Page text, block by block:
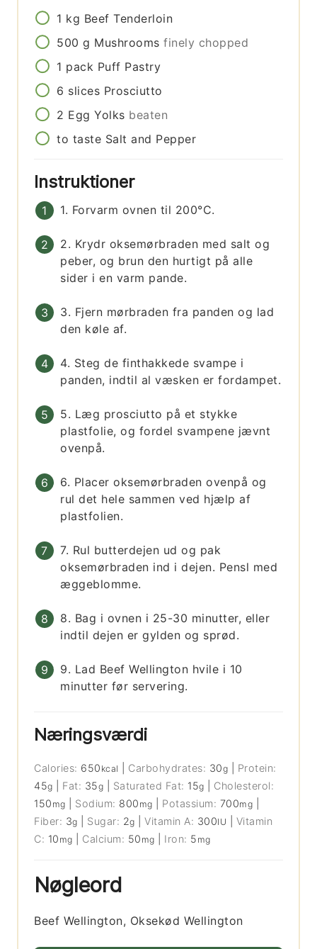
1 kg Beef Tenderloin
500 g Mushrooms finely chopped
1 pack Puff Pastry
6 slices Prosciutto
2 Egg Yolks beaten
to taste Salt and Pepper
Instruktioner
1. Forvarm ovnen til 200°C.
2. Krydr oksemørbraden med salt og
peber, og brun den hurtigt på alle
sider i en varm pande.
3. Fjern mørbraden fra panden og lad
den køle af.
4. Steg de finthakkede svampe i
panden, indtil al væsken er fordampet.
5. Læg prosciutto på et stykke
plastfolie, og fordel svampene jævnt
ovenpå.
6. Placer oksemørbraden ovenpå og
rul det hele sammen ved hjælp af
plastfolien.
7. Rul butterdejen ud og pak
oksemørbraden ind i dejen. Pensl med
æggeblomme.
8. Bag i ovnen i 25-30 minutter, eller
indtil dejen er gylden og sprød.
9. Lad Beef Wellington hvile i 10
minutter før servering.
Næringsværdi
Calories: 650 kcal Carbohydrates: 30g
Protein:
45g Fat: 35g Saturated Fat: 15g
Cholesterol:
150 mg Sodium: 800 mg Potassium: 700mg
Fiber: 3g Sugar: 2g |Vitamin A: 300IU
Vitamin
C: 10 mg Calcium: 50 mg Iron: 5 mg
Nøgleord
Beef Wellington, Oksekød Wellington